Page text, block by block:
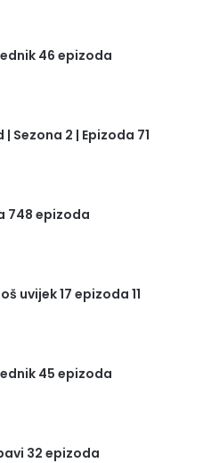
46 epizoda
Sezona 2 | Epizoda 71
748 epizoda
uvijek 17 epizoda 11
45 epizoda
32 epizoda